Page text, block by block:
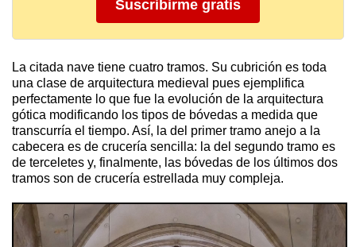
Suscribirme gratis
La citada nave tiene cuatro tramos. Su cubrición es toda
una clase de arquitectura medieval pues ejemplifica
perfectamente lo que fue la evolución de la arquitectura
gótica modificando los tipos de bóvedas a medida que
transcurría el tiempo. Así, la del primer tramo anejo a la
cabecera es de crucería sencilla: la del segundo tramo es
de terceletes y, finalmente, las bóvedas de los últimos dos
tramos son de crucería estrellada muy compleja.